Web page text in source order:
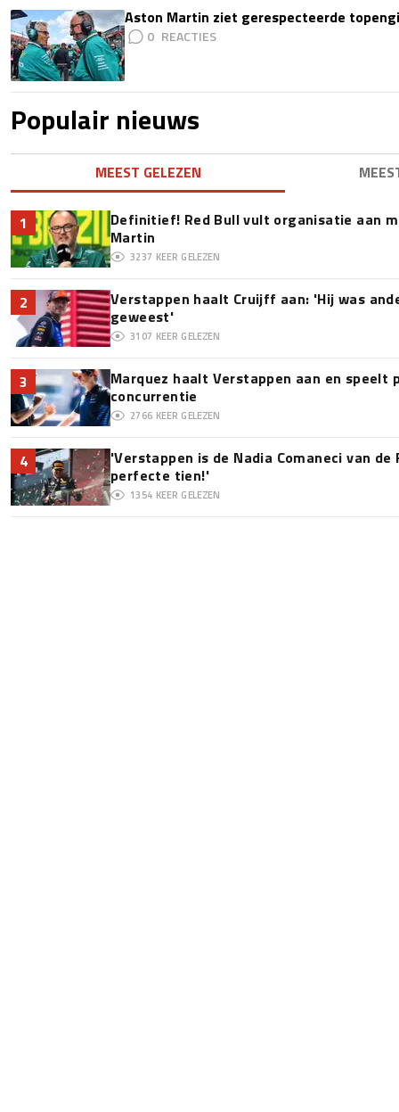
Aston Martin ziet gerespecteerde
0
Populair nieuws
MEEST GELEZEN
1
Definitief! Red Bull vult organisatie aan
Martin
3237 KEER GELEZEN
2
Verstappen haalt Cruijff aan: 'Hij was
geweest'
3107 KEER GELEZEN
3
Marquez haalt Verstappen aan en speelt
concurrentie
2766 KEER GELEZEN
4
'Verstappen is de Nadia Comaneci van de
perfecte tien!'
1354 KEER GELEZEN